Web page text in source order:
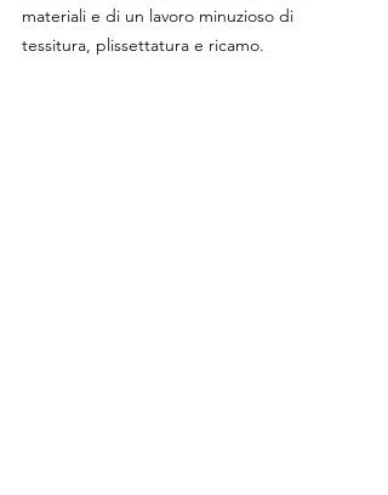
materiali e di un lavoro minuzioso di
tessitura, plissettatura e ricamo.